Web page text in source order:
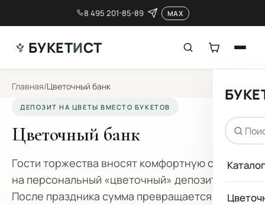
8 495 201-85-89 MAX
БУКЕТИСТ
Каталог
Главная/Цветочный банк
ДЕПОЗИТ НА ЦВЕТЫ ВМЕСТО БУКЕТОВ
Цветочный банк
Гости торжества вносят комфортную сумму
на персональный «цветочный» депозит.
После праздника сумма превращается в